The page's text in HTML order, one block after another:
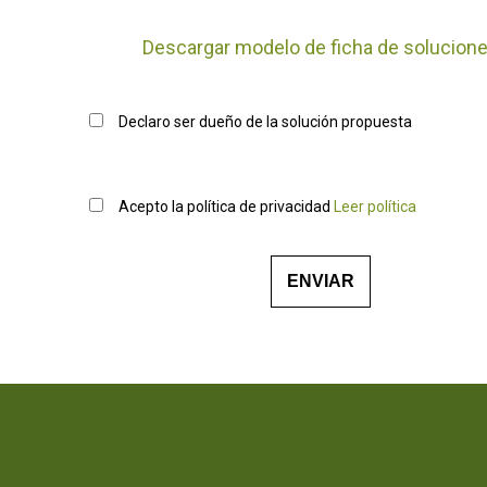
Descargar modelo de ficha de
Declaro ser dueño de la solución propuesta
Acepto la política de privacidad Leer política